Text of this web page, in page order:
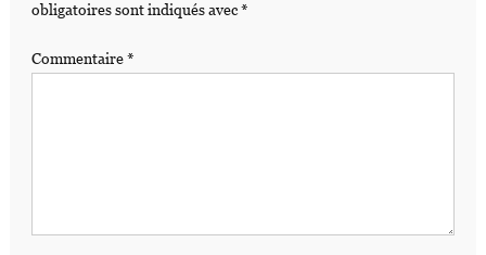
obligatoires sont indiqués avec*
Commentaire*